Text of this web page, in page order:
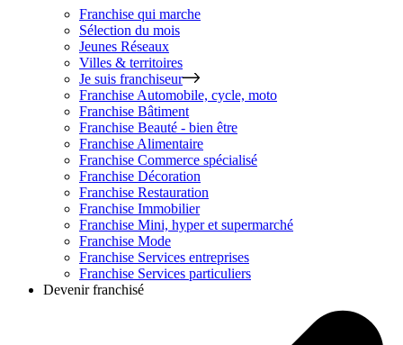
Franchise qui marche
Sélection du mois
Jeunes Réseaux
Villes & territoires
Je suis franchiseur
Franchise Automobile, cycle, moto
Franchise Bâtiment
Franchise Beauté - bien être
Franchise Alimentaire
Franchise Commerce spécialisé
Franchise Décoration
Franchise Restauration
Franchise Immobilier
Franchise Mini, hyper et supermarché
Franchise Mode
Franchise Services entreprises
Franchise Services particuliers
Devenir franchisé